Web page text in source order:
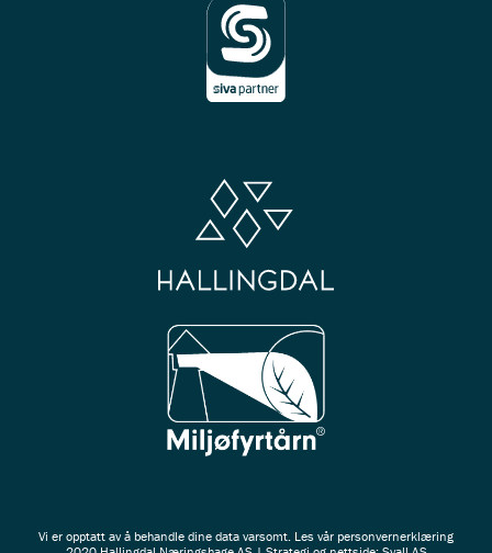
Vi er opptatt av å behandle dine data varsomt. Les vår personvernerklæring